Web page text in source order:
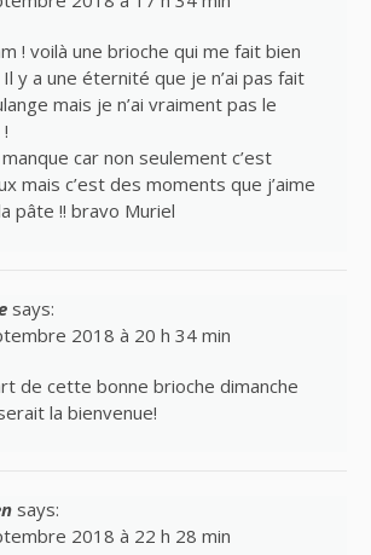
! voilà une brioche qui me fait bien
y a une éternité que je n’ai pas fait
mais je n’ai vraiment pas le
car non seulement c’est
mais c’est des moments que j’aime
pâte !! bravo Muriel
says:
2018 à 20 h 34 min
de cette bonne brioche dimanche
la bienvenue!
says:
2018 à 22 h 28 min